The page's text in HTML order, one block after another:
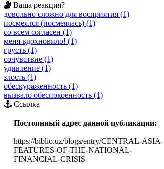
Ваша реакция?
довольно сложно для восприятия (1)
посмеялся (посмеялась) (1)
со всем согласен (1)
меня вдохновило! (1)
грусть (1)
сочувствие (1)
удивление (1)
злость (1)
обескураженность (1)
вызвало обеспокоенность (1)
Ссылка
Постоянный адрес данной публикации:
https://biblio.uz/blogs/entry/CENTRAL-ASIA-
FEATURES-OF-THE-NATIONAL-
FINANCIAL-CRISIS